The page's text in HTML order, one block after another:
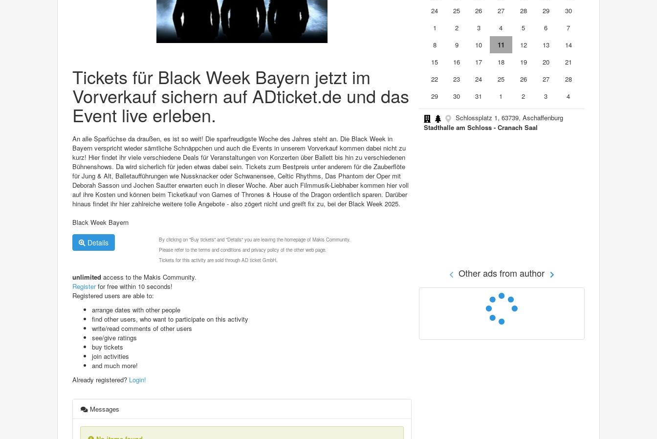
Tickets für Black Week Bayern jetzt im
Vorverkauf sichern auf ADticket.de und das
Event live erleben.
An alle Sparfüchse da draußen, es ist so weit! Die sparfreudigste Woche des Jahres steht an. Die Black Week in
Bayern verspricht wieder sämtliche Schnäppchen und auch die Events in unserem Vorverkauf kommen dabei nicht zu
kurz! Hier findet ihr viele verschiedene Deals für Veranstaltungen von Konzerten über Ballett bis hin zu verschiedenen
Bühnenshows. Da wird sicherlich für jeden etwas dabei sein. Tickets zum Bestpreis unter anderem für die Zauberflöte
für Jung & Alt, Balletaufführungen wie Nussknacker oder Schwanensee, Celtic Rhythms, Das Phantom der Oper mit
Deborah Sasson und Jochen Sautter erwarten euch in dieser Woche. Aber auch Filmmusik-Liebhaber kommen hier voll
auf ihre Kosten und können beim Ticketkauf von Games of Thrones & House of the Dragon ordentlich sparen. Darüber
hinaus findet ihr hier zahlreiche weitere tolle Angebote - also zögert nicht und greift fix zu, bei der Black Week 2025.
Black Week Bayern
Details
By clicking on "Buy tickets" and "Details" you are leaving the homepage of Makis Community.
Please refer to the terms and conditions and privacy policy of the other web page.
Tickets for this activity are sold through AD ticket GmbH.
unlimited access to the Makis Community.
Registerfor free within 10 seconds!
Registered users are able to:
arrange dates with other people
find other users, who want to participate on this activity
write/read comments of other users
see/give ratings
buy tickets
join activities
and much more!
Already registered? Login!
Messages
24
25 26 27 28 29
30
1
2 3 4 5 6
7
8
9 10 11 12 13
14
15
16 17 18 19 20
21
22
23 24 25 26 27
28
29
30 31 1 2 3 4
Schlossplatz 1, 63739, Aschaffenburg
Stadthalle am Schloss - Cranach Saal
Other ads from author